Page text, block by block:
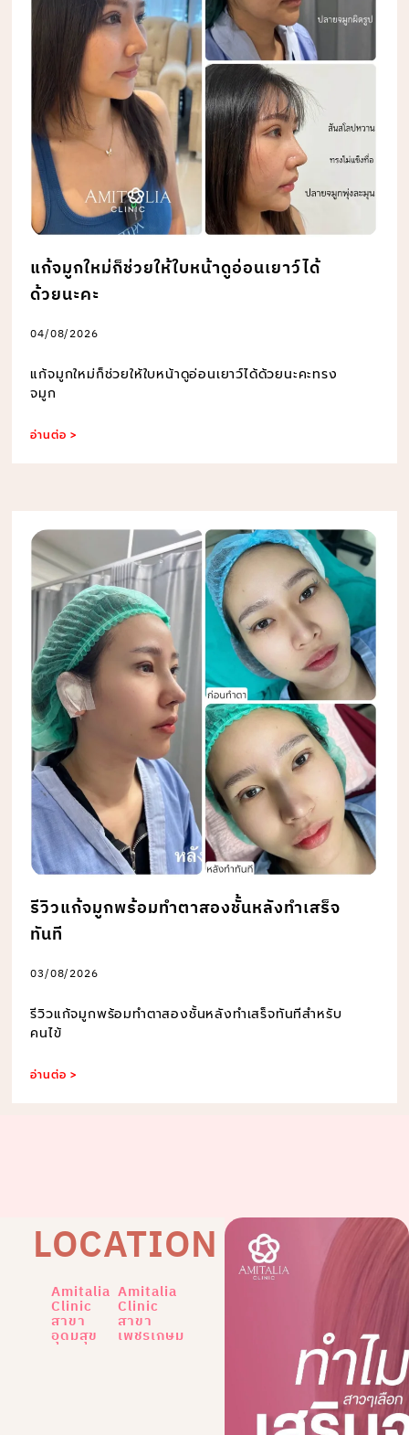
แก้จมูกใหม่ก็ช่วยให้ใบหน้าดูอ่อนเยาว์ได้
ด้วยนะคะ
04/08/2026
แก้จมูกใหม่ก็ช่วยให้ใบหน้าดูอ่อนเยาว์ได้ด้วยนะคะทรง
จมูก
อ่านต่อ >
รีวิวแก้จมูกพร้อมทำตาสองชั้นหลังทำเสร็จ
ทันที
03/08/2026
รีวิวแก้จมูกพร้อมทำตาสองชั้นหลังทำเสร็จทันทีสำหรับ
คนไข้
อ่านต่อ >
LOCATION
Amitalia
Clinic
สาขา
อุดมสุข
Amitalia
Clinic
สาขา
เพชรเกษม